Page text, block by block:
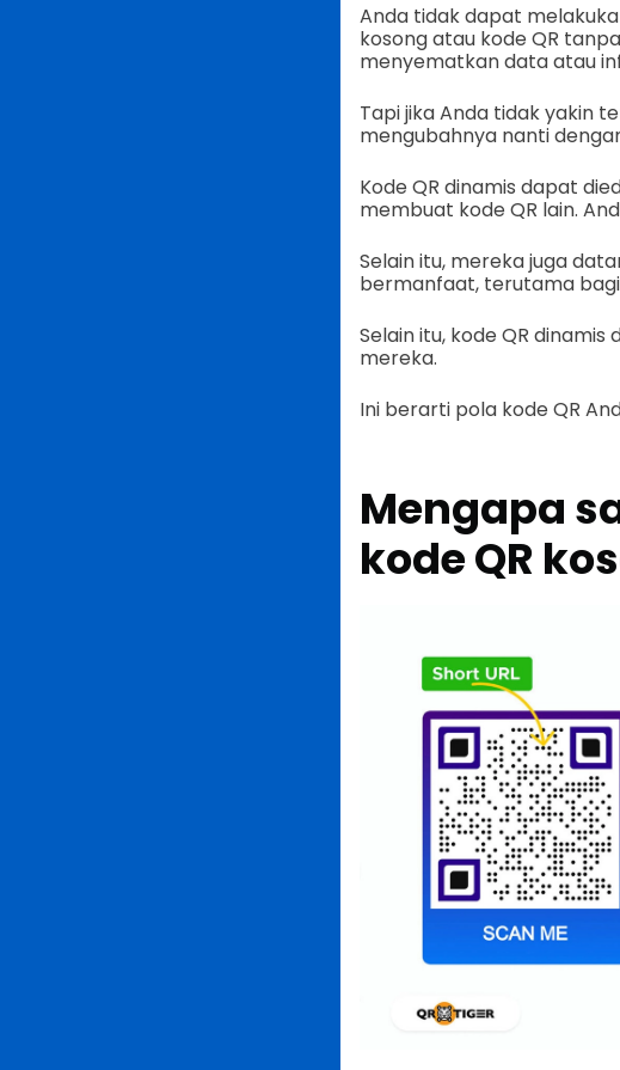
Anda tidak dapat
kosong atau kode QR
menyematkan data atau
Tapi jika Anda tidak yakin
mengubahnya nanti
Kode QR dinamis dapat
membuat kode QR lain.
Selain itu, mereka juga
bermanfaat, terutama
Selain itu, kode QR
mereka.
Ini berarti pola kode QR
Mengapa
kode QR